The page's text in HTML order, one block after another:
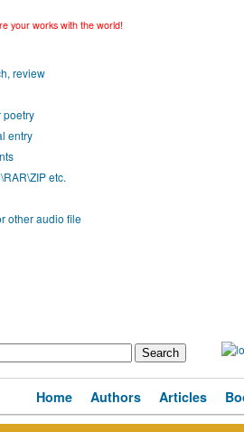
your works with the world!
review
poetry
entry
etc.
other audio file
Home Authors Articles